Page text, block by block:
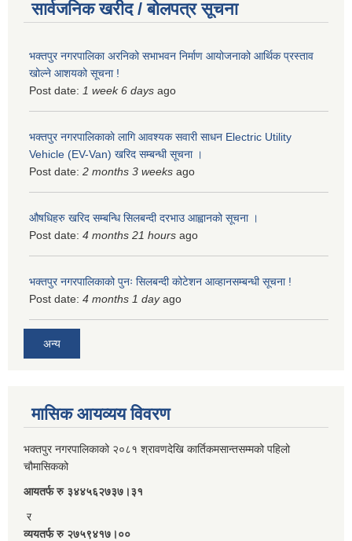
सार्वजनिक खरीद / बोलपत्र सूचना
भक्तपुर नगरपालिका अरनिको सभाभवन निर्माण आयोजनाको आर्थिक प्रस्ताव
खोल्ने आशयको सूचना !
Post date: 1 week 6 days ago
भक्तपुर नगरपालिकाकाे लागि आवश्यक सवारी साधन Electric Utility
Vehicle (EV-Van) खरिद सम्बन्धी सूचना ।
Post date: 2 months 3 weeks ago
औषधिहरु खरिद सम्बन्धि सिलबन्दी दरभाउ आह्वानको सूचना ।
Post date: 4 months 21 hours ago
भक्तपुर नगरपालिकाको पुनः सिलबन्दी कोटेशन आव्हानसम्बन्धी सूचना !
Post date: 4 months 1 dayago
अन्य
मासिक आयव्यय विवरण
भक्तपुर नगरपालिकाको २०८१ श्रावणदेखि कार्तिकमसान्तसम्मको पहिलो
चौमासिकको
आयतर्फ रु‌ ३४४५६२७३७।३१
र
व्ययतर्फ रु २७५९४१७।००